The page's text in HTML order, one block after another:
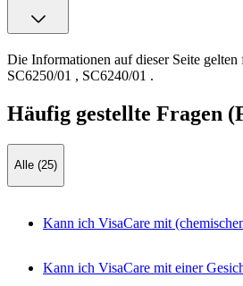
Die Informationen auf dieser Seite
SC6250/01 , SC6240/01 .
Häufig gestellte Fragen
Alle (25)
Kann ich VisaCare mit
Kann ich VisaCare mit einer